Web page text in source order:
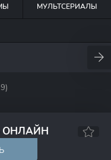
МУЛЬТСЕРИАЛЫ
ОНЛАЙН